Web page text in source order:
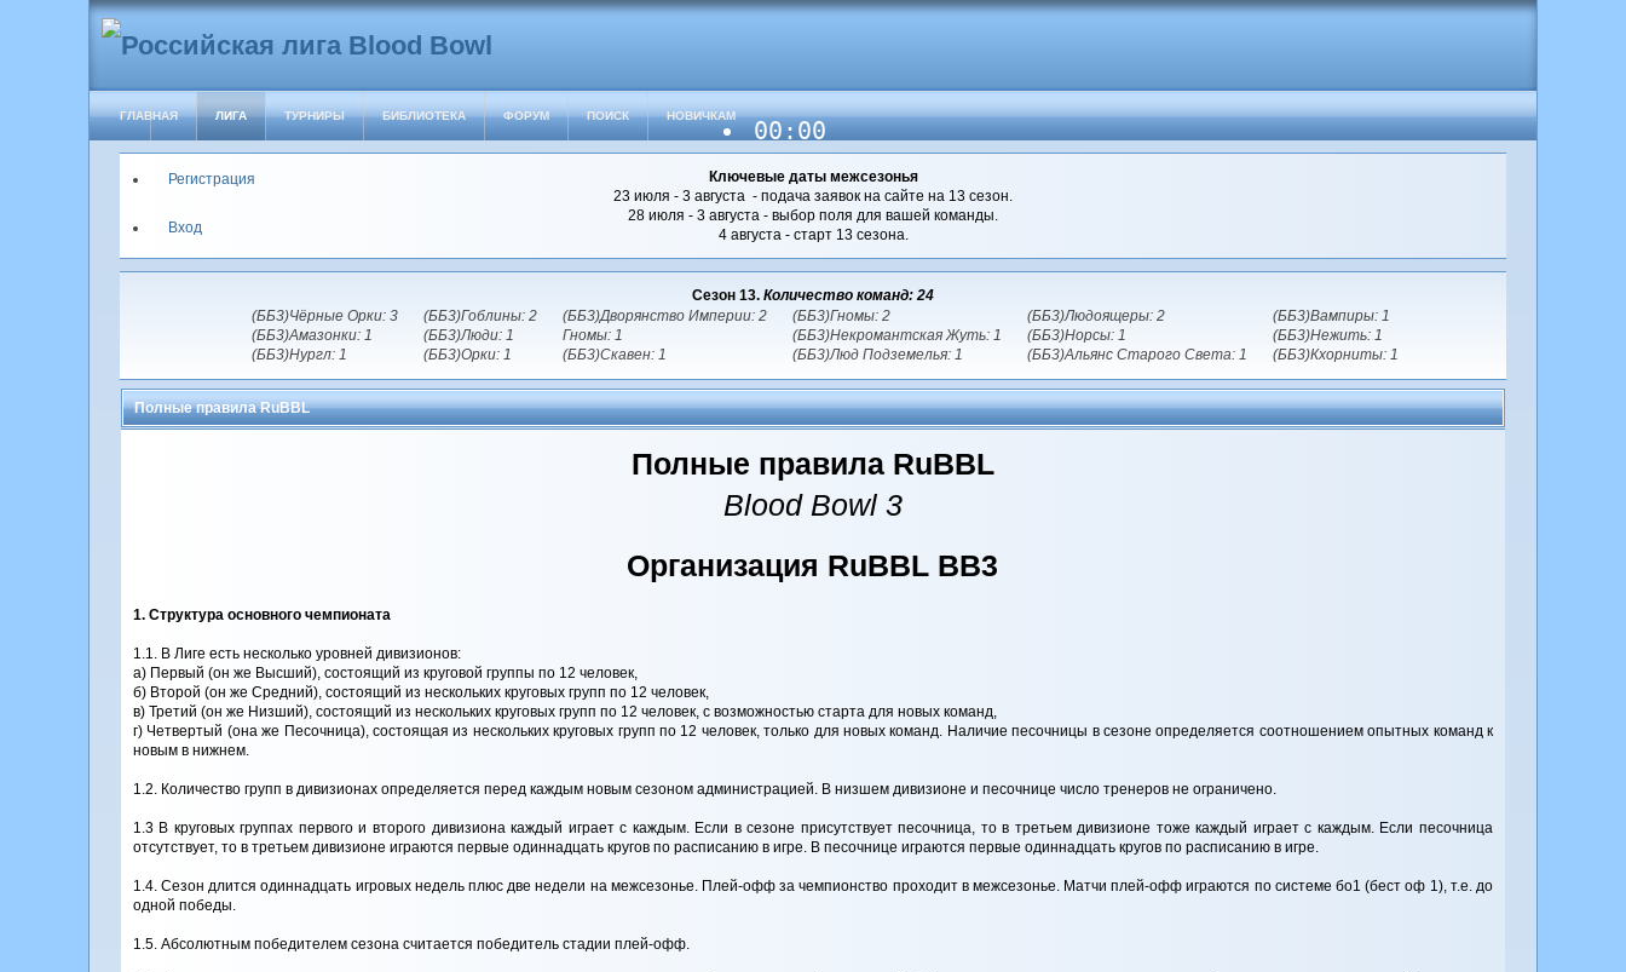
ГЛАВНАЯ ЛИГА ТУРНИРЫ БИБЛИОТЕКА ФОРУМ ПОИСК НОВИЧКАМ
00:00
Регистрация
Вход
Ключевые даты межсезонья
23 июля - 3 августа - подача заявок на сайте на 13 сезон.
28 июля - 3 августа - выбор поля для вашей команды.
4 августа - старт 13 сезона.
Сезон 13. Количество команд: 24
(ББ3)Чёрные Орки: 3
(ББ3)Амазонки: 1
(ББ3)Нургл: 1
(ББ3)Гоблины: 2
(ББ3)Люди: 1
(ББ3)Орки: 1
(ББ3)Дворянство Империи: 2
Гномы: 1
(ББ3)Скавен: 1
(ББ3)Гномы: 2
(ББ3)Некромантская Жуть: 1
(ББ3)Люд Подземелья: 1
(ББ3)Людоящеры: 2
(ББ3)Норсы: 1
(ББ3)Альянс Старого Света: 1
(ББ3)Вампиры: 1
(ББ3)Нежить: 1
(ББ3)Кхорниты: 1
Полные правила RuBBL
Полные правила RuBBL
Blood Bowl 3
Организация RuBBL BB3
1. Структура основного чемпионата
1.1. В Лиге есть несколько уровней дивизионов:
а) Первый (он же Высший), состоящий из круговой группы по 12 человек,
б) Второй (он же Средний), состоящий из нескольких круговых групп по 12 человек,
в) Третий (он же Низший), состоящий из нескольких круговых групп по 12 человек, с возможностью старта для новых команд,
г) Четвертый (она же Песочница), состоящая из нескольких круговых групп по 12 человек, только для новых команд. Наличие песочницы в сезоне определяется соотношением опытных команд к
новым в нижнем.
1.2. Количество групп в дивизионах определяется перед каждым новым сезоном администрацией. В низшем дивизионе и песочнице число тренеров не ограничено.
1.3 В круговых группах первого и второго дивизиона каждый играет с каждым. Если в сезоне присутствует песочница, то в третьем дивизионе тоже каждый играет с каждым. Если песочница
отсутствует, то в третьем дивизионе играются первые одиннадцать кругов по расписанию в игре. В песочнице играются первые одиннадцать кругов по расписанию в игре.
1.4. Сезон длится одиннадцать игровых недель плюс две недели на межсезонье. Плей-офф за чемпионство проходит в межсезонье. Матчи плей-офф играются по системе бо1 (бест оф 1), т.е. до
одной победы.
1.5. Абсолютным победителем сезона считается победитель стадии плей-офф.